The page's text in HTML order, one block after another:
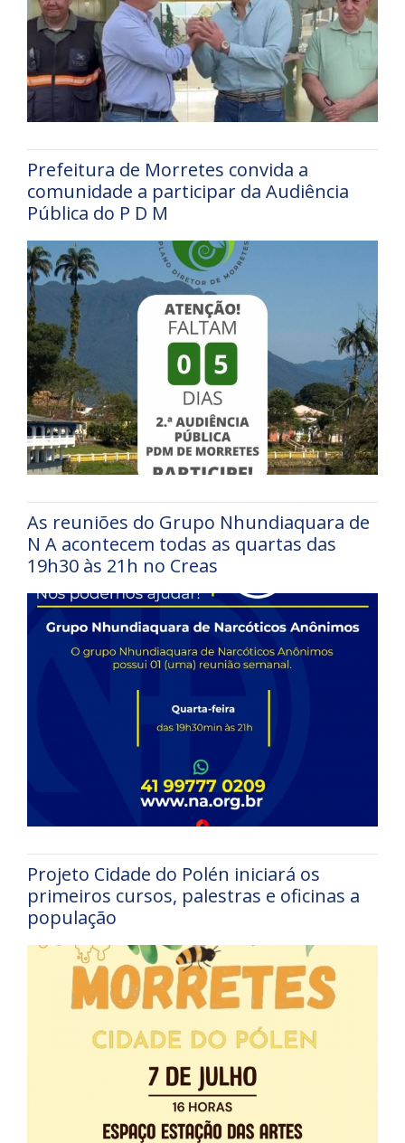
Prefeitura de Morretes convida a
comunidade a participar da Audiência
Pública do P D M
As reuniões do Grupo Nhundiaquara de
N A acontecem todas as quartas das
19h30 às 21h no Creas
Projeto Cidade do Polén iniciará os
primeiros cursos, palestras e oficinas a
população